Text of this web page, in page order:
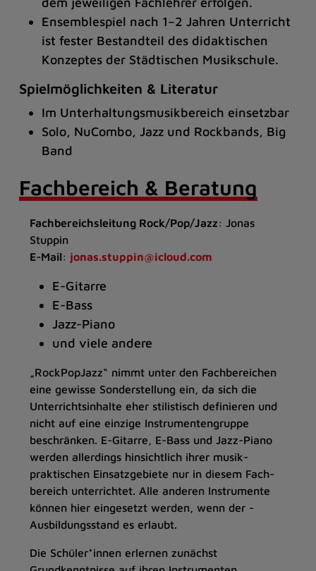
Ensemblespiel nach 1–2 Jahren Unterricht
ist fester Bestandteil des didaktischen
Konzeptes der Städtischen Musikschule.
Spielmöglichkeiten & Literatur
Im Unterhaltungsmusikbereich einsetzbar
Solo, NuCombo, Jazz und Rockbands, Big
Band
Fachbereich & Beratung
Fachbereichsleitung Rock/Pop/Jazz: Jonas
Stuppin
E-Mail: jonas.stuppin@icloud.com
E-Gitarre
E-Bass
Jazz-Piano
und viele andere
„RockPopJazz“ nimmt unter den Fachbereichen
eine gewisse Sonderstellung ein, da sich die
Unterrichtsinhalte eher stilistisch definieren und
nicht auf eine einzige Instrumentengruppe
beschränken. E-Gitarre, E-Bass und Jazz-Piano
werden allerdings hinsichtlich ihrer musik­
praktischen Einsatzgebiete nur in diesem Fach­
bereich unterrichtet. Alle anderen Instrumente
können hier eingesetzt werden, wenn der ­
Ausbildungsstand es erlaubt.
Die Schüler*innen erlernen zunächst